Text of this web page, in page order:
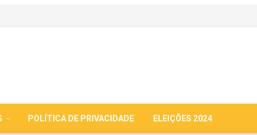
POLÍTICA DE PRIVACIDADE ELEIÇÕES 2024